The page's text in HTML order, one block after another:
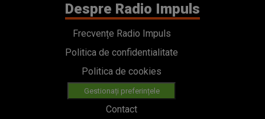
Despre Radio Impuls
Frecvențe Radio Impuls
Politica de confidentialitate
Politica de cookies
Gestionați preferințele
Contact